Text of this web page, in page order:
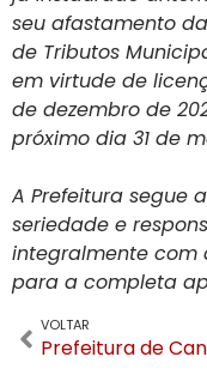
seu afastamento
de Tributos
em virtude de
de dezembro de
próximo dia 31 de
A Prefeitura segue
seriedade e
integralmente com
para a completa
VOLTAR